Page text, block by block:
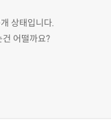
상태입니다.
어떨까요?